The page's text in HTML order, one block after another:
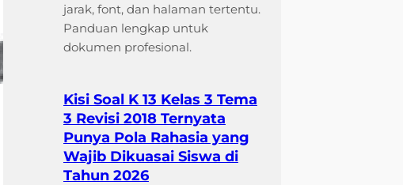
jarak, font, dan halaman tertentu.
Panduan lengkap untuk
dokumen profesional.
Kisi Soal K 13 Kelas 3 Tema
3 Revisi 2018 Ternyata
Punya Pola Rahasia yang
Wajib Dikuasai Siswa di
Tahun 2026